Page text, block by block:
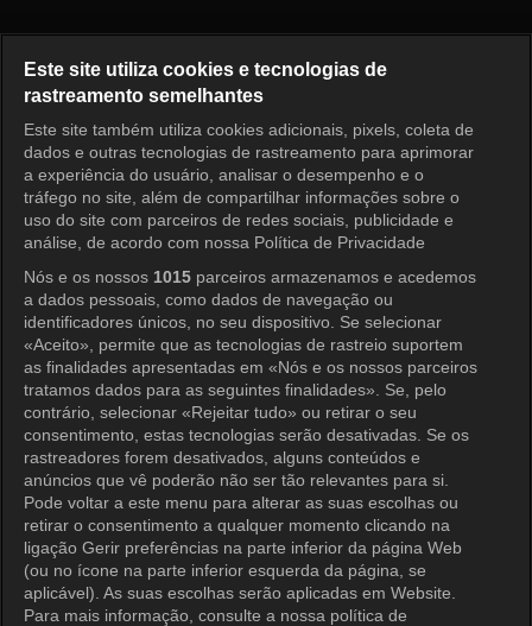
Entrar
Este site utiliza cookies e tecnologias de
rastreamento semelhantes
Este site também utiliza cookies adicionais, pixels, coleta de
dados e outras tecnologias de rastreamento para aprimorar
a experiência do usuário, analisar o desempenho e o
tráfego no site, além de compartilhar informações sobre o
uso do site com parceiros de redes sociais, publicidade e
análise, de acordo com nossa Política de Privacidade
Nós e os nossos 1015 parceiros armazenamos e acedemos
a dados pessoais, como dados de navegação ou
identificadores únicos, no seu dispositivo. Se selecionar
«Aceito», permite que as tecnologias de rastreio suportem
as finalidades apresentadas em «Nós e os nossos parceiros
tratamos dados para as seguintes finalidades». Se, pelo
contrário, selecionar «Rejeitar tudo» ou retirar o seu
consentimento, estas tecnologias serão desativadas. Se os
rastreadores forem desativados, alguns conteúdos e
anúncios que vê poderão não ser tão relevantes para si.
Pode voltar a este menu para alterar as suas escolhas ou
retirar o consentimento a qualquer momento clicando na
ligação Gerir preferências na parte inferior da página Web
(ou no ícone na parte inferior esquerda da página, se
aplicável). As suas escolhas serão aplicadas em Website.
Para mais informação, consulte a nossa política de